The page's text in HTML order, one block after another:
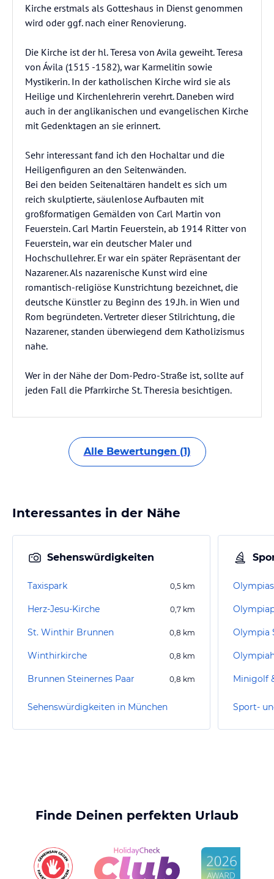
Kirche erstmals als Gotteshaus in Dienst genommen
wird oder ggf. nach einer Renovierung.
Die Kirche ist der hl. Teresa von Avila geweiht. Teresa
von Ávila (1515 -1582), war Karmelitin sowie
Mystikerin. In der katholischen Kirche wird sie als
Heilige und Kirchenlehrerin verehrt. Daneben wird
auch in der anglikanischen und evangelischen Kirche
mit Gedenktagen an sie erinnert.
Sehr interessant fand ich den Hochaltar und die
Heiligenfiguren an den Seitenwänden.
Bei den beiden Seitenaltären handelt es sich um
reich skulptierte, säulenlose Aufbauten mit
großformatigen Gemälden von Carl Martin von
Feuerstein. Carl Martin Feuerstein, ab 1914 Ritter von
Feuerstein, war ein deutscher Maler und
Hochschullehrer. Er war ein später Repräsentant der
Nazarener. Als nazarenische Kunst wird eine
romantisch-religiöse Kunstrichtung bezeichnet, die
deutsche Künstler zu Beginn des 19.Jh. in Wien und
Rom begründeten. Vertreter dieser Stilrichtung, die
Nazarener, standen überwiegend dem Katholizismus
nahe.
Wer in der Nähe der Dom-Pedro-Straße ist, sollte auf
jeden Fall die Pfarrkirche St. Theresia besichtigen.
Alle Bewertungen (1)
Interessantes in der Nähe
Sehenswürdigkeiten
Taxispark 0,5 km
Herz-Jesu-Kirche 0,7 km
St. Winthir Brunnen 0,8 km
Winthirkirche 0,8 km
Brunnen Steinernes Paar 0,8 km
Sehenswürdigkeiten in München
Olympia
Minigolf
Finde Deinen perfekten Urlaub